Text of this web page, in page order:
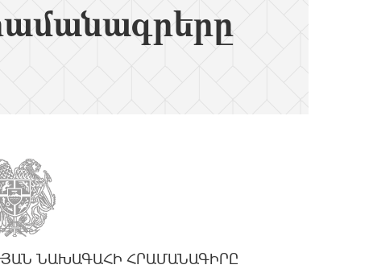
ՆԱԽԱԳԱՀԻ ՀՐԱՄԱՆԱԳԻՐԸ